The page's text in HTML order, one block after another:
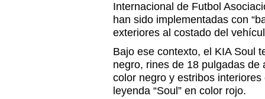
Internacional de Futbol
han sido implementadas con
exteriores al costado del
Bajo ese contexto, el KIA Soul
negro, rines de 18 pulgadas de
color negro y estribos
leyenda “Soul” en color rojo.